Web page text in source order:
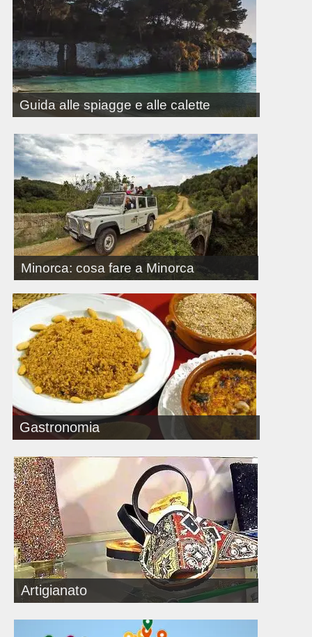
Guida alle spiagge e alle calette
Minorca: cosa fare a Minorca
Gastronomia
Artigianato